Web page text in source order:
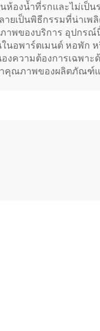
องน้ำที่รกและไม่เป็น
ยเป็นพิธีกรรมที่น่าเพ
าพของบริการ อุปกรณ์
ในอพาร์ตเมนต์ หอพัก
งความต้องการเฉพาะ
าคุณภาพของผลิตภัณฑ์